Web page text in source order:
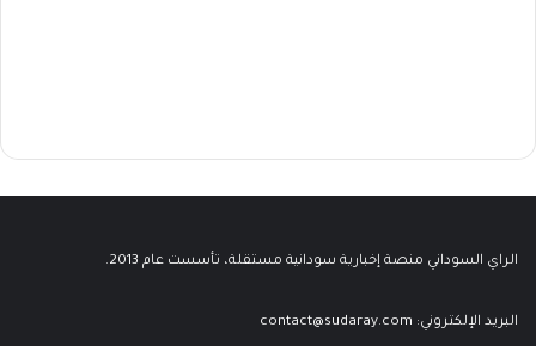
الراي السوداني منصة إخبارية سودانية مستقلة، تأسست عام 2013.
البريد الإلكتروني: contact@sudaray.com